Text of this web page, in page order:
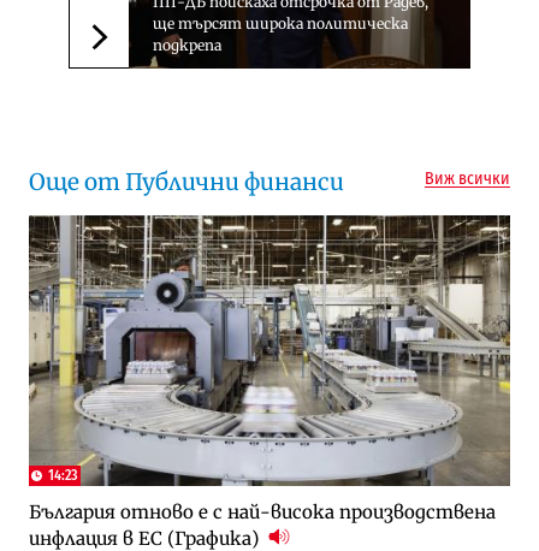
Следваща новина
ще търсят широка политическа
подкрепа
Още от Публични финанси Виж всички
14:23
България отново е с най-висока производствена
инфлация в ЕС (Графика)